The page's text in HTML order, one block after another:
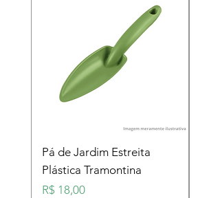
Pá de Jardim Estreita
Plástica Tramontina
Preço
R$ 18,00